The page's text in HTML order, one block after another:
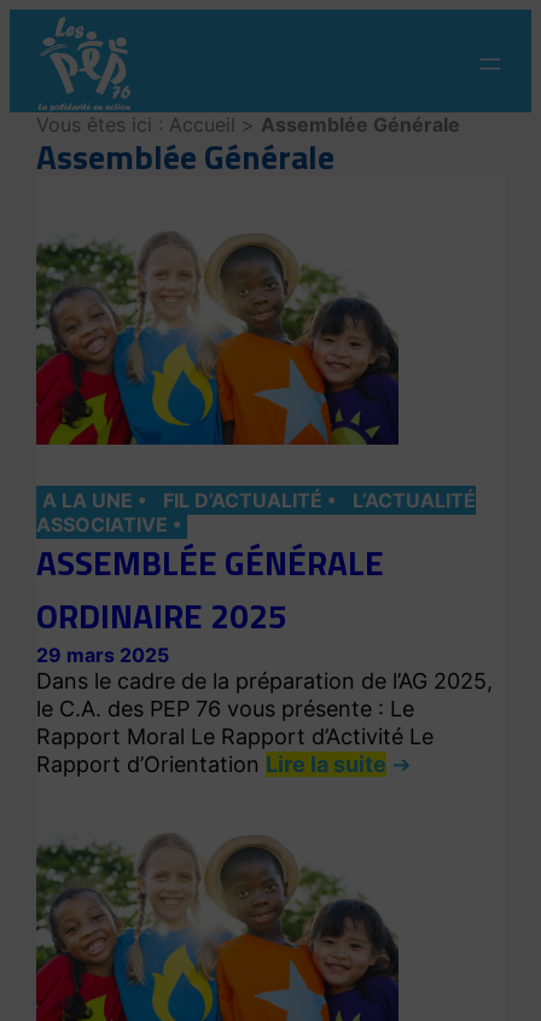
contenu
Vous êtes ici : Accueil > Assemblée Générale
Assemblée Générale
A LA UNE FIL D’ACTUALITÉ
L’ACTUALITÉ
ASSOCIATIVE
ASSEMBLÉE GÉNÉRALE
ORDINAIRE 2025
29 mars 2025
Dans le cadre de la préparation de l’AG 2025,
le C.A. des PEP 76 vous présente : Le
Rapport Moral Le Rapport d’Activité Le
Rapport d’Orientation Lire la suite